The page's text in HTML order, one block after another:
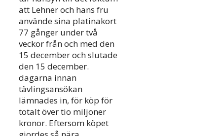
att Lehner och hans fru
använde sina platinakort
77 gånger under två
veckor från och med den
15 december och slutade
den 15 december.
dagarna innan
tävlingsansökan
lämnades in, för köp för
totalt över tio miljoner
kronor. Eftersom köpet